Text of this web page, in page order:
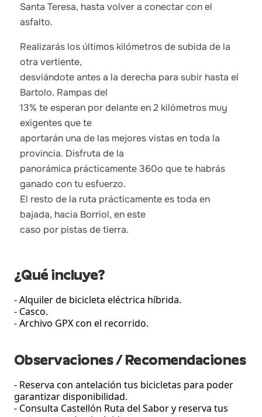
Santa Teresa, hasta volver a conectar con el
asfalto.
Realizarás los últimos kilómetros de subida de la
otra vertiente,
desviándote antes a la derecha para subir hasta el
Bartolo. Rampas del
13% te esperan por delante en 2 kilómetros muy
exigentes que te
aportarán una de las mejores vistas en toda la
provincia. Disfruta de la
panorámica prácticamente 360o que te habrás
ganado con tu esfuerzo.
El resto de la ruta prácticamente es toda en
bajada, hacia Borriol, en este
caso por pistas de tierra.
¿Qué incluye?
- Alquiler de bicicleta eléctrica híbrida.
- Casco.
- Archivo GPX con el recorrido.
Observaciones / Recomendaciones
- Reserva con antelación tus bicicletas para poder
garantizar disponibilidad.
- Consulta Castellón Ruta del Sabor y reserva tus